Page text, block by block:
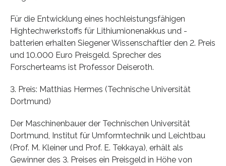
Für die Entwicklung eines hochleistungsfähigen
Hightechwerkstoffs für Lithiumionenakkus und -
batterien erhalten Siegener Wissenschaftler den 2. Preis
und 10.000 Euro Preisgeld. Sprecher des
Forscherteams ist Professor Deiseroth.
3. Preis: Matthias Hermes (Technische Universität
Dortmund)
Der Maschinenbauer der Technischen Universität
Dortmund, Institut für Umformtechnik und Leichtbau
(Prof. M. Kleiner und Prof. E. Tekkaya), erhält als
Gewinner des 3. Preises ein Preisgeld in Höhe von